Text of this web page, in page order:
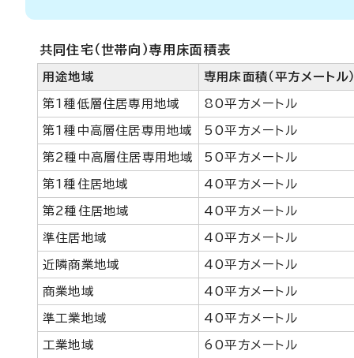
共同住宅（世帯向）専用床面積表
用途地域 専用床面積（平方メートル）
第1種低層住居専用地域 80平方メートル
第1種中高層住居専用地域 50平方メートル
第2種中高層住居専用地域 50平方メートル
第1種住居地域 40平方メートル
第2種住居地域 40平方メートル
準住居地域 40平方メートル
近隣商業地域 40平方メートル
商業地域 40平方メートル
準工業地域 40平方メートル
工業地域 60平方メートル